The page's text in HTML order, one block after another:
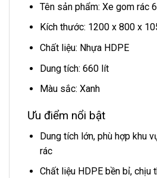
Tên sản phẩm: Xe gom rác
Kích thước: 1200 x 800 x
Chất liệu: Nhựa HDPE
Dung tích: 660 lít
Màu sắc: Xanh
Ưu điểm nổi bật
Dung tích lớn, phù hợp khu
rác
Chất liệu HDPE bền bỉ, chịu